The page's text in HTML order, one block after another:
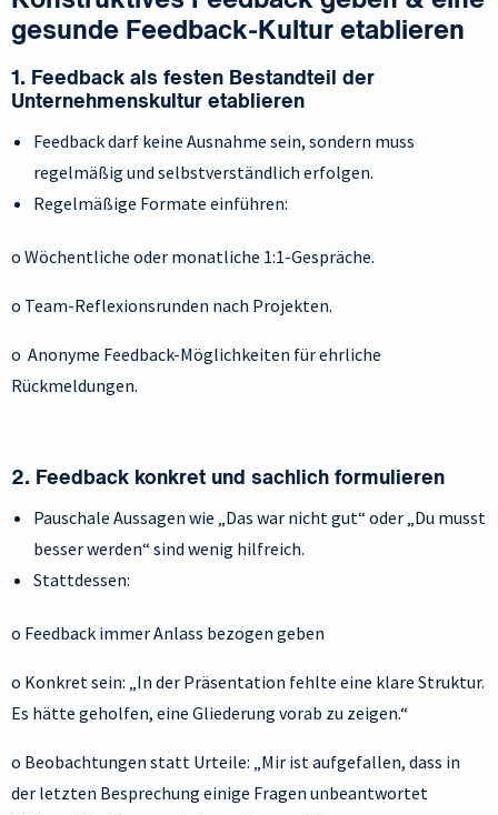
gesunde Feedback-Kultur etablieren
1. Feedback als festen Bestandteil der
Unternehmenskultur etablieren
Feedback darf keine Ausnahme sein, sondern muss
regelmäßig und selbstverständlich erfolgen.
Regelmäßige Formate einführen:
o Wöchentliche oder monatliche 1:1-Gespräche.
o Team-Reflexionsrunden nach Projekten.
o Anonyme Feedback-Möglichkeiten für ehrliche
Rückmeldungen.
2. Feedback konkret und sachlich formulieren
Pauschale Aussagen wie „Das war nicht gut“ oder „Du musst
besser werden“ sind wenig hilfreich.
Stattdessen:
o Feedback immer Anlass bezogen geben
o Konkret sein: „In der Präsentation fehlte eine klare Struktur.
Es hätte geholfen, eine Gliederung vorab zu zeigen.“
o Beobachtungen statt Urteile: „Mir ist aufgefallen, dass in
der letzten Besprechung einige Fragen unbeantwortet